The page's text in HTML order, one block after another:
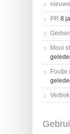
PR 8
Mooi
Foutje